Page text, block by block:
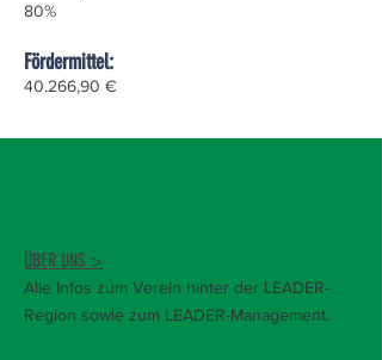
80%
Fördermittel:
40.266,90 €
ÜBER UNS >
Alle Infos zum Verein hinter der LEADER-
Region sowie zum LEADER-Management.